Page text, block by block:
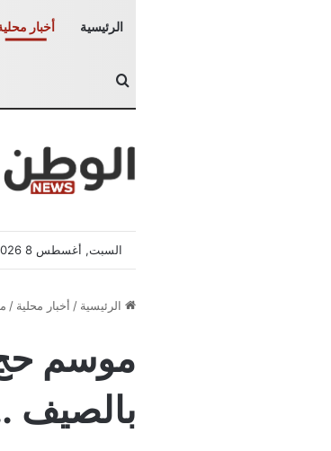
الرئيسية أخبار
بحث عن
السبت, أغسطس 8 2026
الرئيسية / أخبار محلية /
بالصيف ..